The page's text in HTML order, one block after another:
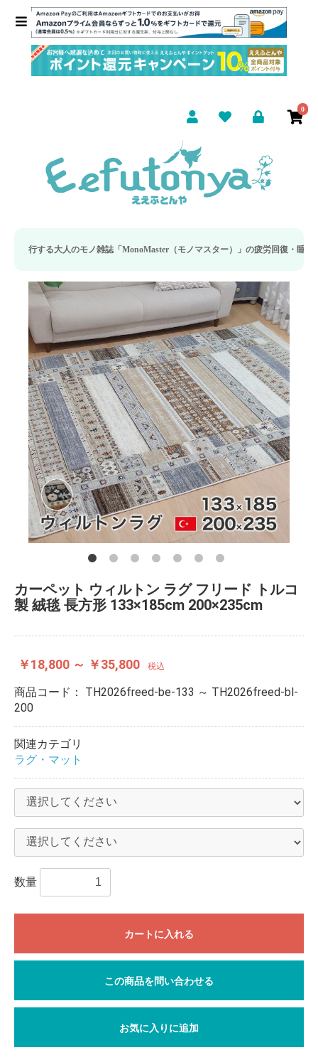
0
のモノ雑誌「MonoMaster（モノマスター）」の疲労回復・睡眠の向上特集に当
カーペット ウィルトン ラグ フリード トルコ
製 絨毯 長方形 133×185cm 200×235cm
￥18,800 ～ ￥35,800 税込
商品コード： TH2026freed-be-133 ～ TH2026freed-bl-
200
関連カテゴリ
ラグ・マット
数量
カートに入れる
この商品を問い合わせる
お気に入りに追加